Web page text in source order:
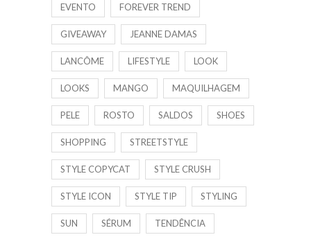
EVENTO FOREVER TREND
GIVEAWAY JEANNE DAMAS
LANCÔME LIFESTYLE LOOK
LOOKS MANGO MAQUILHAGEM
PELE ROSTO SALDOS SHOES
SHOPPING STREETSTYLE
STYLE COPYCAT STYLE CRUSH
STYLE ICON STYLE TIP STYLING
SUN SÉRUM TENDÊNCIA